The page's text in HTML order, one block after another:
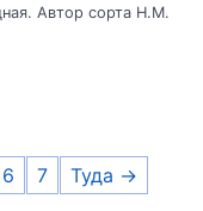
Автор сорта Н.М.
6 7 Туда →